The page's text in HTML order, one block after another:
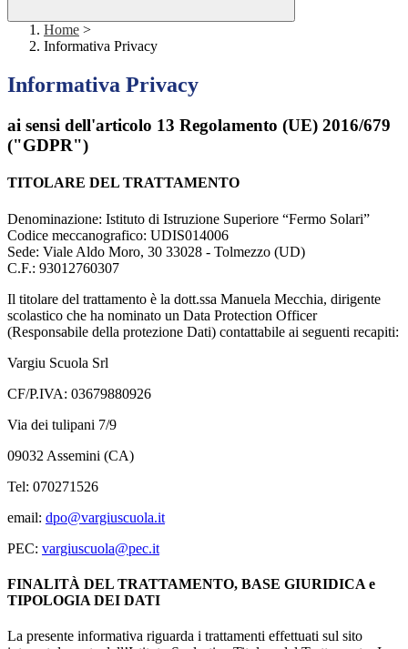
Home >
Informativa Privacy
Informativa Privacy
ai sensi dell'articolo 13 Regolamento (UE) 2016/679
("GDPR")
TITOLARE DEL TRATTAMENTO
Denominazione: Istituto di Istruzione Superiore “Fermo Solari”
Codice meccanografico: UDIS014006
Sede: Viale Aldo Moro, 30 33028 - Tolmezzo (UD)
C.F.: 93012760307
Il titolare del trattamento è la dott.ssa Manuela Mecchia, dirigente
scolastico che ha nominato un Data Protection Officer
(Responsabile della protezione Dati) contattabile ai seguenti recapiti:
Vargiu Scuola Srl
CF/P.IVA: 03679880926
Via dei tulipani 7/9
09032 Assemini (CA)
Tel: 070271526
email: dpo@vargiuscuola.it
PEC: vargiuscuola@pec.it
FINALITÀ DEL TRATTAMENTO, BASE GIURIDICA e
TIPOLOGIA DEI DATI
La presente informativa riguarda i trattamenti effettuati sul sito